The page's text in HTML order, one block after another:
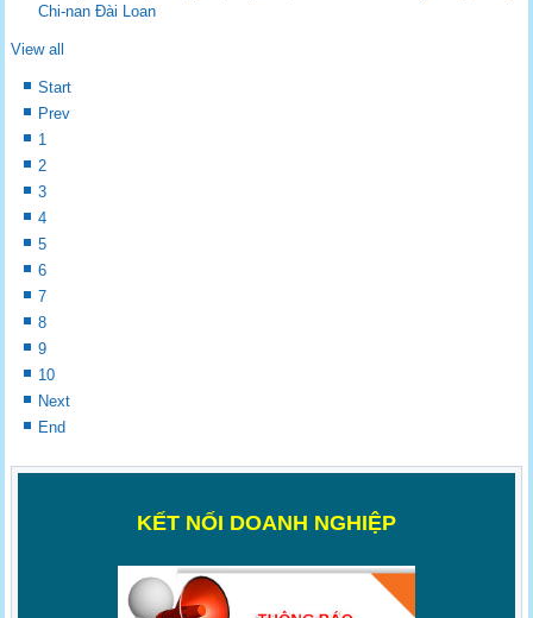
Chi-nan Đài Loan
View all
Start
Prev
1
2
3
4
5
6
7
8
9
10
Next
End
KẾT NỐI DOANH NGHIỆP